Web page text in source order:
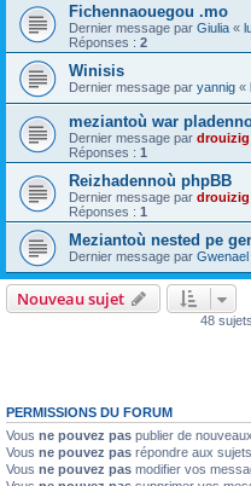
Fichennaouegou .mo
Dernier message par Giulia «
Réponses : 2
Winisis
Dernier message par yannig «
meziantoù war
Dernier message par drouizig
Réponses : 1
Reizhadennoù phpBB
Dernier message par drouizig
Réponses : 1
Meziantoù nested pe
Dernier message par Gwenael
Nouveau sujet
48
PERMISSIONS DU FORUM
Vous ne pouvez pas publier de
Vous ne pouvez pas répondre aux
Vous ne pouvez pas modifier vos